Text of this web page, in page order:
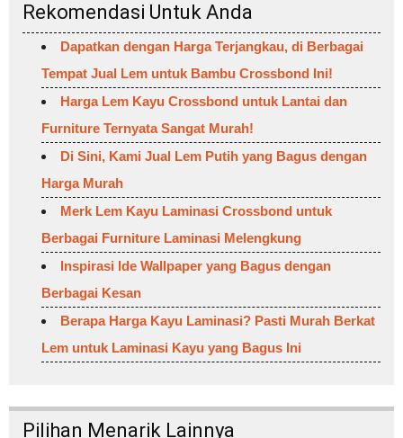
Rekomendasi Untuk Anda
Dapatkan dengan Harga Terjangkau, di Berbagai
Tempat Jual Lem untuk Bambu Crossbond Ini!
Harga Lem Kayu Crossbond untuk Lantai dan
Furniture Ternyata Sangat Murah!
Di Sini, Kami Jual Lem Putih yang Bagus dengan
Harga Murah
Merk Lem Kayu Laminasi Crossbond untuk
Berbagai Furniture Laminasi Melengkung
Inspirasi Ide Wallpaper yang Bagus dengan
Berbagai Kesan
Berapa Harga Kayu Laminasi? Pasti Murah Berkat
Lem untuk Laminasi Kayu yang Bagus Ini
Pilihan Menarik Lainnya